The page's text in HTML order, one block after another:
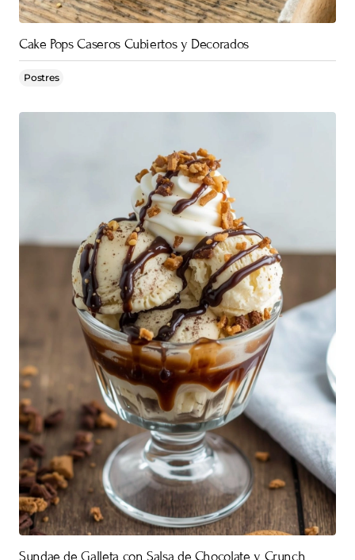
Cake Pops Caseros Cubiertos y Decorados
Postres
Sundae de Galleta con Salsa de Chocolate y Crunch